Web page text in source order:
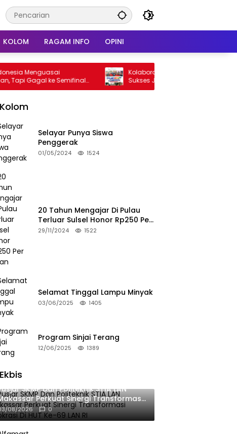
KOLOM RAGAM INFO OPINI
ke Semifinal
Kolaborasi Tiga Cabang Tapak Suci,
Sukses Jalankan Amanah Panggung di
Hadapan Gubernur Sulawesi Selatan
Kolom
Selayar Punya Siswa
Penggerak
01/05/2024 1524
20 Tahun Mengajar Di Pulau
Terluar Sulsel Honor Rp250 Per
Bulan
29/11/2024 1522
Selamat Tinggal Lampu Minyak
03/06/2025 1405
Program Sinjai Terang
12/06/2025 1389
Ekbis
SKMP Dan Politeknik STIA LAN
Perkuat Sinergi Transformasi
Di HUT Ke-69 LAN RI
08/2026 0